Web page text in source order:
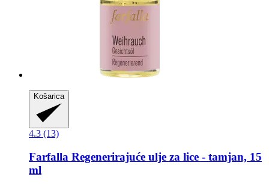
Košarica
4.3 (13)
Farfalla Regenerirajuće ulje za lice -​ tamjan, 15
ml